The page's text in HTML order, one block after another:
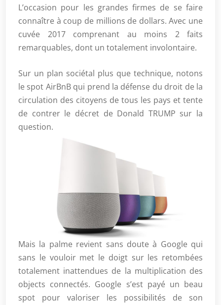
L’occasion pour les grandes firmes de se faire
connaître à coup de millions de dollars. Avec une
cuvée 2017 comprenant au moins 2 faits
remarquables, dont un totalement involontaire.
Sur un plan sociétal plus que technique, notons
le spot AirBnB qui prend la défense du droit de la
circulation des citoyens de tous les pays et tente
de contrer le décret de Donald TRUMP sur la
question.
Mais la palme revient sans doute à Google qui
sans le vouloir met le doigt sur les retombées
totalement inattendues de la multiplication des
objects connectés. Google s’est payé un beau
spot pour valoriser les possibilités de son